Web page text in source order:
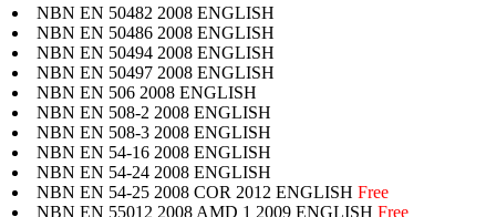
NBN EN 50482 2008 ENGLISH
NBN EN 50486 2008 ENGLISH
NBN EN 50494 2008 ENGLISH
NBN EN 50497 2008 ENGLISH
NBN EN 506 2008 ENGLISH
NBN EN 508-2 2008 ENGLISH
NBN EN 508-3 2008 ENGLISH
NBN EN 54-16 2008 ENGLISH
NBN EN 54-24 2008 ENGLISH
NBN EN 54-25 2008 COR 2012 ENGLISH Free
NBN EN 55012 2008 AMD 1 2009 ENGLISH Free